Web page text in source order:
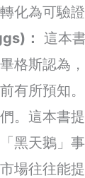
化為可驗
： 這本
格斯認為
有所預知
。這本書
黑天鵝」
場往往能提